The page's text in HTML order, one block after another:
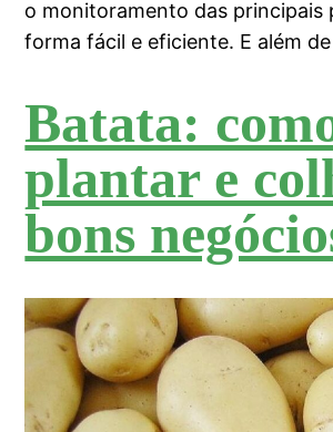
o monitoramento das principais
forma fácil e eficiente. E além
Batata:
plantar e
bons